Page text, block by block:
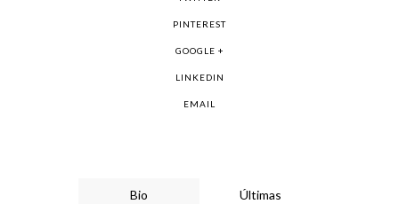
PINTEREST
GOOGLE +
LINKEDIN
EMAIL
Bio
Últimas